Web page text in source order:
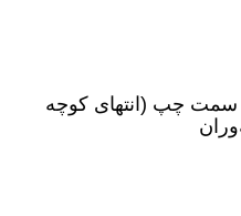
کوچه دوم سمت چپ (انتهای کوچه